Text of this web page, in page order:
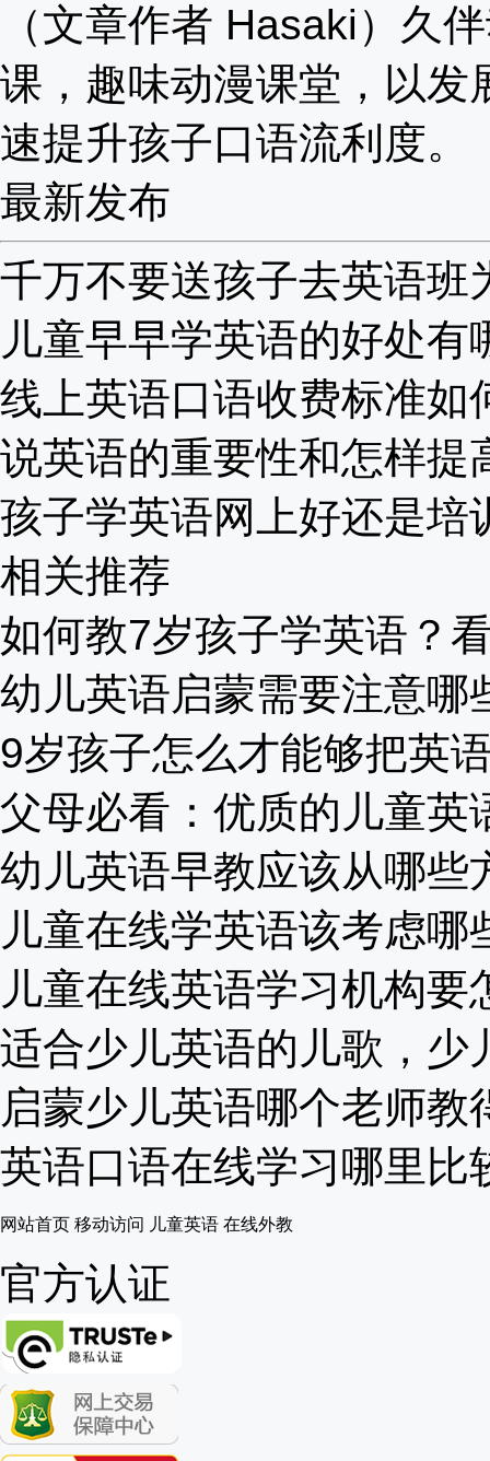
（文章作者 Hasaki）久
课，趣味动漫课堂，以发
速提升孩子口语流利度。
最新发布
千万不要送孩子去英语班
儿童早早学英语的好处有
线上英语口语收费标准如
说英语的重要性和怎样提
孩子学英语网上好还是培
相关推荐
如何教7岁孩子学英语？
幼儿英语启蒙需要注意哪
9岁孩子怎么才能够把英
父母必看：优质的儿童英
幼儿英语早教应该从哪些
儿童在线学英语该考虑哪
儿童在线英语学习机构要
适合少儿英语的儿歌，少
启蒙少儿英语哪个老师教
英语口语在线学习哪里比
网站首页 移动访问 儿童英语 在线外教
官方认证